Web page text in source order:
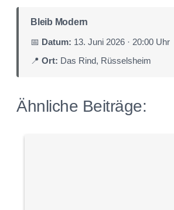
Bleib Modern
📅 Datum: 13. Juni 2026 · 20:00 Uhr
📍 Ort: Das Rind, Rüsselsheim
Ähnliche Beiträge: